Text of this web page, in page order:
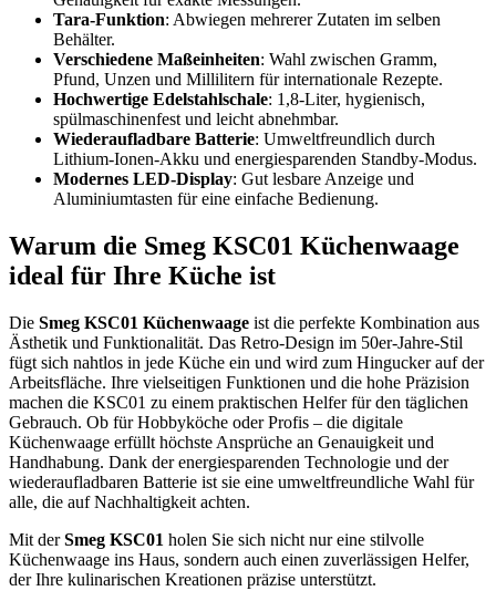
Tara-Funktion: Abwiegen mehrerer Zutaten im selben
Behälter.
Verschiedene Maßeinheiten: Wahl zwischen Gramm,
Pfund, Unzen und Millilitern für internationale Rezepte.
Hochwertige Edelstahlschale: 1,8-Liter, hygienisch,
spülmaschinenfest und leicht abnehmbar.
Wiederaufladbare Batterie: Umweltfreundlich durch
Lithium-Ionen-Akku und energiesparenden Standby-Modus.
Modernes LED-Display: Gut lesbare Anzeige und
Aluminiumtasten für eine einfache Bedienung.
Warum die Smeg KSC01 Küchenwaage
ideal für Ihre Küche ist
Die Smeg KSC01 Küchenwaage ist die perfekte Kombination aus
Ästhetik und Funktionalität. Das Retro-Design im 50er-Jahre-Stil
fügt sich nahtlos in jede Küche ein und wird zum Hingucker auf der
Arbeitsfläche. Ihre vielseitigen Funktionen und die hohe Präzision
machen die KSC01 zu einem praktischen Helfer für den täglichen
Gebrauch. Ob für Hobbyköche oder Profis – die digitale
Küchenwaage erfüllt höchste Ansprüche an Genauigkeit und
Handhabung. Dank der energiesparenden Technologie und der
wiederaufladbaren Batterie ist sie eine umweltfreundliche Wahl für
alle, die auf Nachhaltigkeit achten.
Mit derSmeg KSC01 holen Sie sich nicht nur eine stilvolle
Küchenwaage ins Haus, sondern auch einen zuverlässigen Helfer,
der Ihre kulinarischen Kreationen präzise unterstützt.